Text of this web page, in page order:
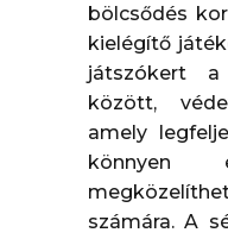
bölcsődés
kielégítő
játszókert a
között,
amely
könnyen
számára. A